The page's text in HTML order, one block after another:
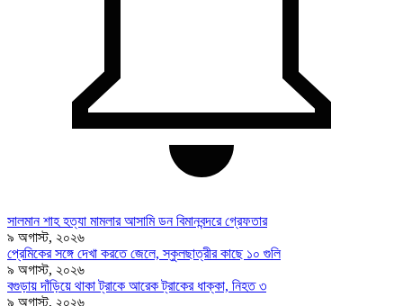
সালমান শাহ হত্যা মামলার আসামি ডন বিমানবন্দরে গ্রেফতার
৯ অগাস্ট, ২০২৬
প্রেমিকের সঙ্গে দেখা করতে জেলে, স্কুলছাত্রীর কাছে ১০ গুলি
৯ অগাস্ট, ২০২৬
বগুড়ায় দাঁড়িয়ে থাকা ট্রাকে আরেক ট্রাকের ধাক্কা, নিহত ৩
৯ অগাস্ট, ২০২৬